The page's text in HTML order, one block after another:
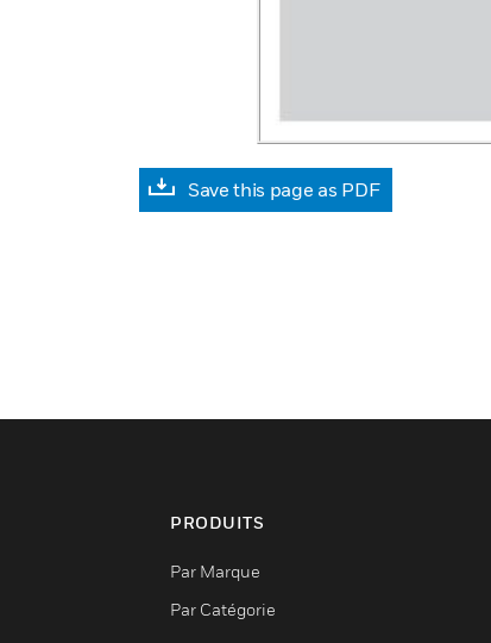
Save this page as PDF
PRODUITS
Par Marque
Par Catégorie